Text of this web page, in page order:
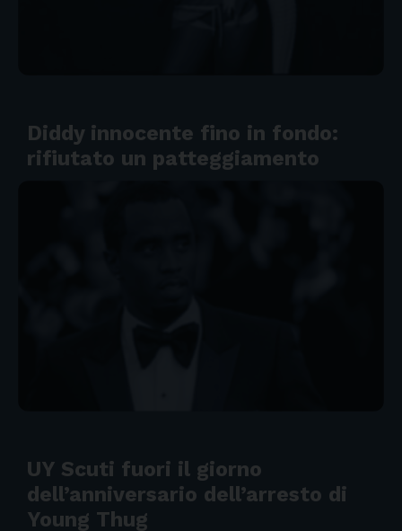
Diddy innocente fino in fondo:
rifiutato un patteggiamento
UY Scuti fuori il giorno
dell’anniversario dell’arresto di
Young Thug